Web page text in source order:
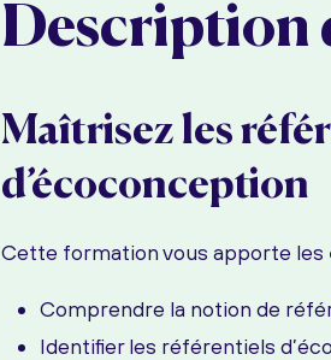
Description
Maîtrisez les
d’écoconception
Cette formation vous apporte les
Comprendre la notion de
Identifier les référentiels